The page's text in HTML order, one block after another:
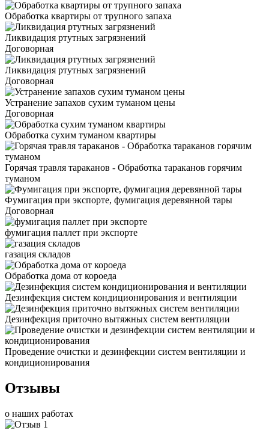
Обработка квартиры от трупного запаха
Ликвидация ртутных загрязнений
Договорная
Ликвидация ртутных загрязнений
Договорная
Устранение запахов сухим туманом цены
Договорная
Обработка сухим туманом квартиры
Горячая травля тараканов - Обработка тараканов горячим
туманом
Фумигация при экспорте, фумигация деревянной тары
Договорная
фумигация паллет при экспорте
газация складов
Обработка дома от короеда
Дезинфекция систем кондиционирования и вентиляции
Дезинфекция приточно вытяжных систем вентиляции
Проведение очистки и дезинфекции систем вентиляции и
кондиционирования
Отзывы
о наших работах